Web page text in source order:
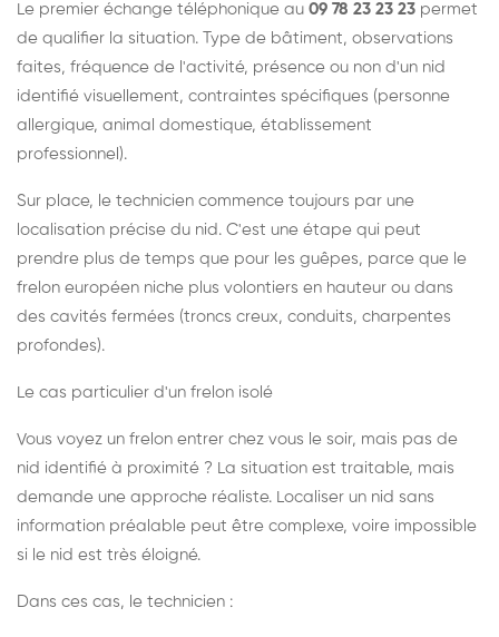
Le premier échange téléphonique au 09 78 23 23 23 permet
de qualifier la situation. Type de bâtiment, observations
faites, fréquence de l'activité, présence ou non d'un nid
identifié visuellement, contraintes spécifiques (personne
allergique, animal domestique, établissement
professionnel).
Sur place, le technicien commence toujours par une
localisation précise du nid. C'est une étape qui peut
prendre plus de temps que pour les guêpes, parce que le
frelon européen niche plus volontiers en hauteur ou dans
des cavités fermées (troncs creux, conduits, charpentes
profondes).
Le cas particulier d'un frelon isolé
Vous voyez un frelon entrer chez vous le soir, mais pas de
nid identifié à proximité ? La situation est traitable, mais
demande une approche réaliste. Localiser un nid sans
information préalable peut être complexe, voire impossible
si le nid est très éloigné.
Dans ces cas, le technicien :